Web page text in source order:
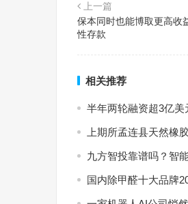
上一篇
保本同时也能博取更高收
性存款
相关推荐
半年两轮融资超3亿
上期所孟连县天然橡
九方智投靠谱吗？智
国内除甲醛十大品牌